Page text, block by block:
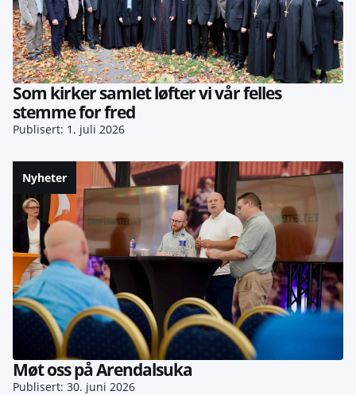
Som kirker samlet løfter vi vår felles
stemme for fred
Publisert: 1. juli 2026
Nyheter
Møt oss på Arendalsuka
Publisert: 30. juni 2026